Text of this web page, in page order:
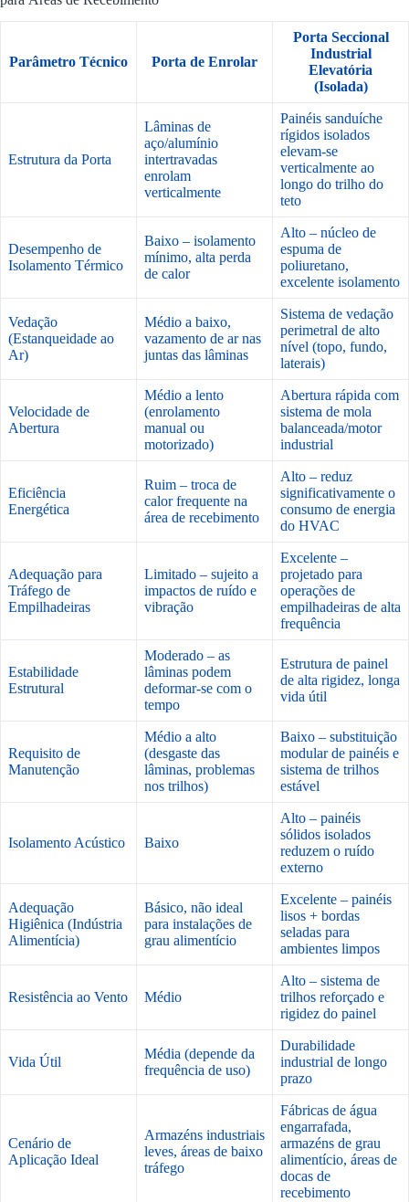
Parâmetro Técnico Porta de Enrolar
Porta Seccional
Industrial
Elevatória
(Isolada)
Estrutura da Porta
Lâminas de
aço/alumínio
intertravadas
enrolam
verticalmente
Painéis sanduíche
rígidos isolados
elevam-se
verticalmente ao
longo do trilho do
teto
Desempenho de
Isolamento Térmico
Baixo – isolamento
mínimo, alta perda
de calor
Alto – núcleo de
espuma de
poliuretano,
excelente isolamento
Vedação
(Estanqueidade ao
Ar)
Médio a baixo,
vazamento de ar nas
juntas das lâminas
Sistema de vedação
perimetral de alto
nível (topo, fundo,
laterais)
Velocidade de
Abertura
Médio a lento
(enrolamento
manual ou
motorizado)
Abertura rápida com
sistema de mola
balanceada/motor
industrial
Eficiência
Energética
Ruim – troca de
calor frequente na
área de recebimento
Alto – reduz
significativamente o
consumo de energia
do HVAC
Adequação para
Tráfego de
Empilhadeiras
Limitado – sujeito a
impactos de ruído e
vibração
Excelente –
projetado para
operações de
empilhadeiras de alta
frequência
Estabilidade
Estrutural
Moderado – as
lâminas podem
deformar-se com o
tempo
Estrutura de painel
de alta rigidez, longa
vida útil
Requisito de
Manutenção
Médio a alto
(desgaste das
lâminas, problemas
nos trilhos)
Baixo – substituição
modular de painéis e
sistema de trilhos
estável
Isolamento Acústico Baixo
Alto – painéis
sólidos isolados
reduzem o ruído
externo
Adequação
Higiênica (Indústria
Alimentícia)
Básico, não ideal
para instalações de
grau alimentício
Excelente – painéis
lisos + bordas
seladas para
ambientes limpos
Resistência ao Vento Médio
Alto – sistema de
trilhos reforçado e
rigidez do painel
Vida Útil
Média (depende da
frequência de uso)
Durabilidade
industrial de longo
prazo
Cenário de
Aplicação Ideal
Armazéns industriais
leves, áreas de baixo
tráfego
Fábricas de água
engarrafada,
armazéns de grau
alimentício, áreas de
docas de
recebimento